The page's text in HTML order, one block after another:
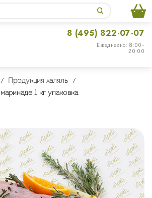
Ежедневно: 8:00-
20:00
8 (495) 822-07-07
Продукция халяль
1 кг упаковка